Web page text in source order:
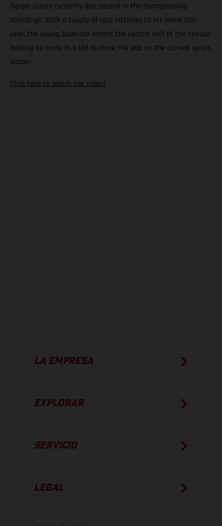
Sergio Garcia currently lies second in the championship
standings. With a couple of race victories to his name this
year, the young Spaniard enters the second half of the season
looking for more in a bid to close the gap on the current series
leader.
Click here to watch the video!
LA EMPRESA
EXPLORAR
SERVICIO
LEGAL